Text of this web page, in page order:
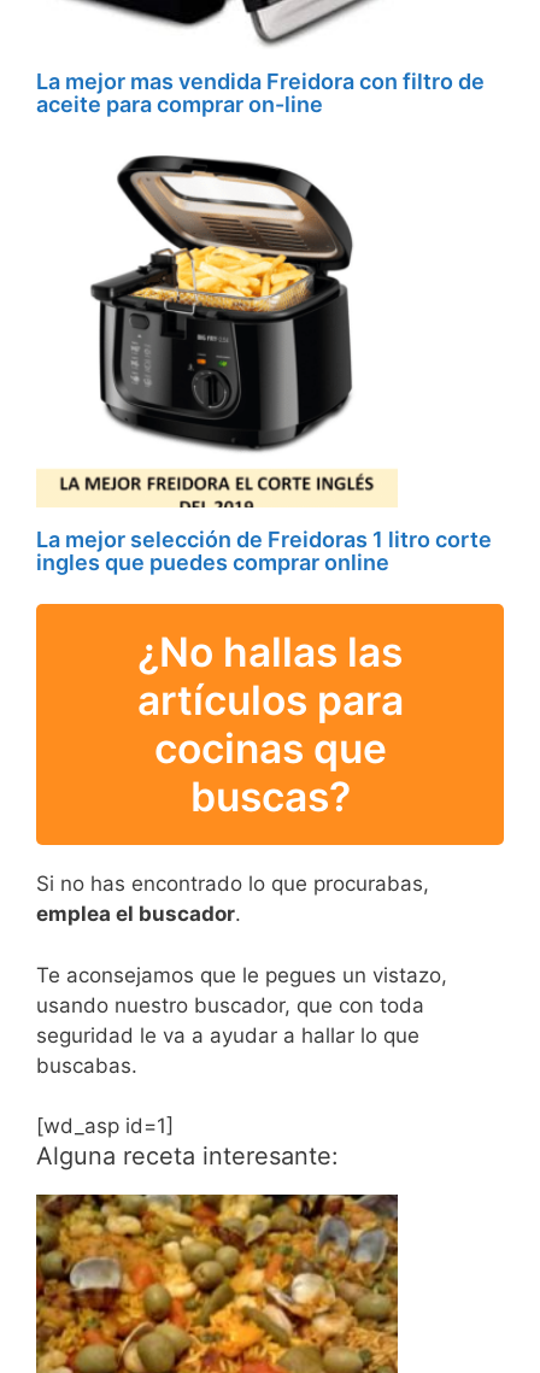
La mejor mas vendida Freidora con filtro de
aceite para comprar on-line
La mejor selección de Freidoras 1 litro corte
ingles que puedes comprar online
¿No hallas las
artículos para
cocinas que
buscas?
Si no has encontrado lo que procurabas,
emplea el buscador.
Te aconsejamos que le pegues un vistazo,
usando nuestro buscador, que con toda
seguridad le va a ayudar a hallar lo que
buscabas.
[wd_asp id=1]
Alguna receta interesante: